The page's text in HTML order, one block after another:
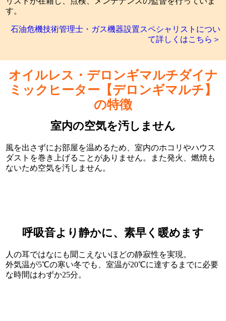
す。
石油危機技術管理士・ガス機器設置スペシャリストについ
て詳しくはこちら＞
オイルレス・デロンギマルチダイナ
ミックヒーター【デロンギマルチ】
の特徴
室内の空気を汚しません
風を出さずにお部屋を温めるため、室内のホコリやハウス
ダストを巻き上げることがありません。また発火、燃焼も
ないため空気を汚しません。
呼吸音より静かに、素早く暖めます
人の耳ではなにも聞こえないほどの静寂性を実現。
外気温が5℃の寒い冬でも、室温が20℃に達するまでに必要
な時間はわずか25分。